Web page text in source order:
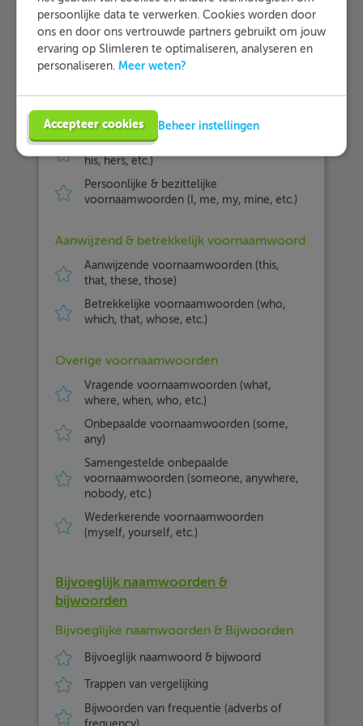
Persoonlijk & bezittelijk voornaamwoord
Persoonlijke voornaamwoorden als
onderwerp (I, you, he, she, etc.)
her, etc.)
Bezittelijke voornaamwoorden (my, your,
his, hers, etc.)
Persoonlijke & bezittelijke
voornaamwoorden (I, me, my, mine, etc.)
Aanwijzend & betrekkelijk voornaamwoord
Aanwijzende voornaamwoorden (this,
that, these, those)
Betrekkelijke voornaamwoorden (who,
which, that, whose, etc.)
Overige voornaamwoorden
Vragende voornaamwoorden (what,
where, when, who, etc.)
Onbepaalde voornaamwoorden (some,
any)
Samengestelde onbepaalde
voornaamwoorden (someone, anywhere,
nobody, etc.)
Wederkerende voornaamwoorden
(myself, yourself, etc.)
Bijvoeglijk naamwoorden &
bijwoorden
Bijvoeglijke naamwoorden & Bijwoorden
Bijvoeglijk naamwoord & bijwoord
Trappen van vergelijking
Bijwoorden van frequentie (adverbs of
persoonlijke data te verwerken. Cookies worden door
ons en door ons vertrouwde partners gebruikt om jouw
ervaring op Slimleren te optimaliseren, analyseren en
personaliseren. Meer weten?
Accepteer cookies Beheer instellingen